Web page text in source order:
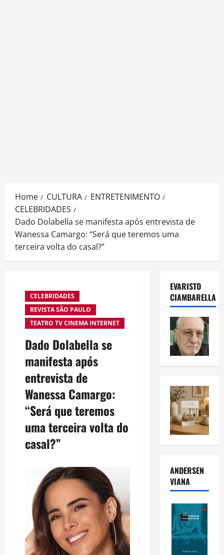
Home CULTURA
ENTRETENIMENTO
CELEBRIDADES
Dado Dolabella se manifesta após entrevista de
Wanessa Camargo: “Será que teremos uma
terceira volta do casal?”
CELEBRIDADES
REVISTA SÃO PAULO
TEATRO TV CINEMA INTERNET
Dado Dolabella se
manifesta após
entrevista de
Wanessa Camargo:
“Será que teremos
uma terceira volta do
casal?”
EVARISTO
CIAMBARELLA
ANDERSEN
VIANA